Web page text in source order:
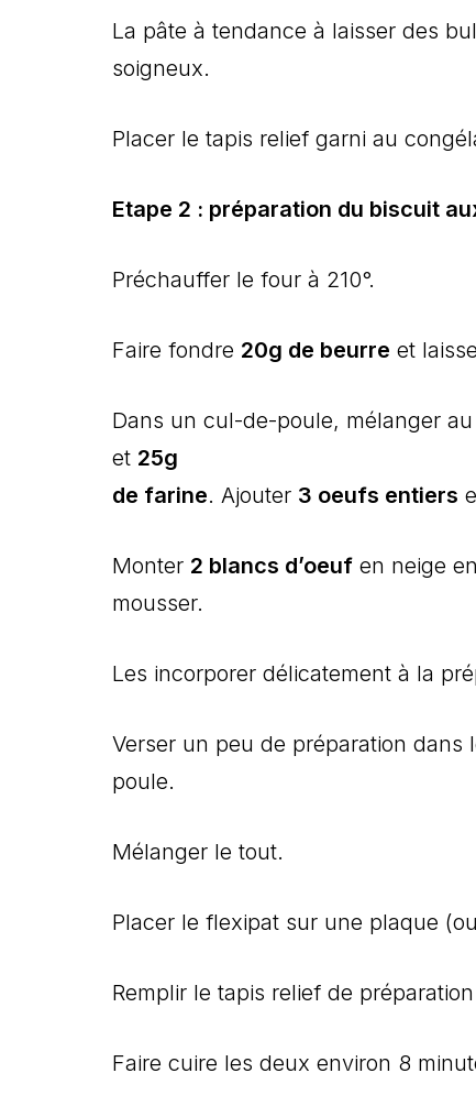
La pâte à tendance à laisser des
soigneux.
Placer le tapis relief garni au
Etape 2 : préparation du biscuit
Préchauffer le four à 210°.
Faire fondre 20g de beurre et
Dans un cul-de-poule, mélanger
et 25g
de farine. Ajouter 3 oeufs entiers
Monter 2 blancs d’oeuf en neige
mousser.
Les incorporer délicatement à la
Verser un peu de préparation
poule.
Mélanger le tout.
Placer le flexipat sur une plaque
Remplir le tapis relief de
Faire cuire les deux environ 8